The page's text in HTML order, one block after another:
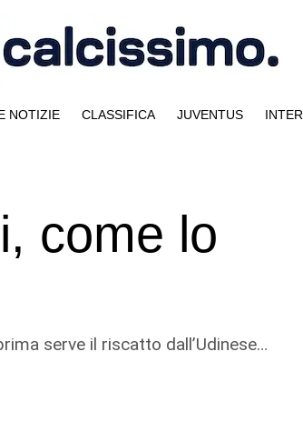
NOTIZIE CLASSIFICA JUVENTUS INTER
come lo
serve il riscatto dall’Udinese…